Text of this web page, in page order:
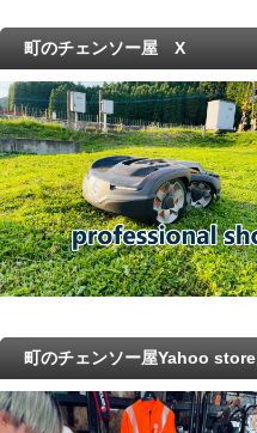
町のチェンソー屋 X
町のチェンソー屋Yahoo store